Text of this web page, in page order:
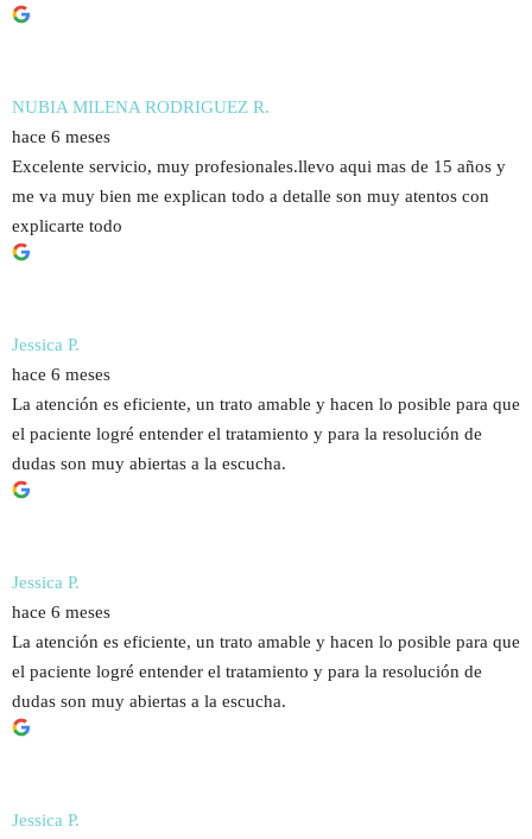
NUBIA MILENA RODRIGUEZ R.
hace 6 meses
Excelente servicio, muy profesionales.llevo aqui mas de 15 años y
me va muy bien me explican todo a detalle son muy atentos con
explicarte todo
Jessica P.
hace 6 meses
La atención es eficiente, un trato amable y hacen lo posible para que
el paciente logré entender el tratamiento y para la resolución de
dudas son muy abiertas a la escucha.
Jessica P.
hace 6 meses
La atención es eficiente, un trato amable y hacen lo posible para que
el paciente logré entender el tratamiento y para la resolución de
dudas son muy abiertas a la escucha.
Jessica P.